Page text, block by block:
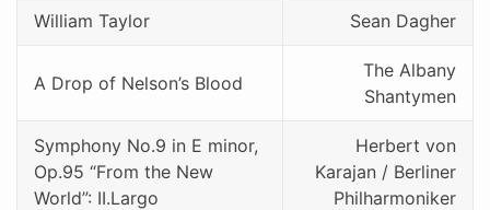
William Taylor Sean Dagher
A Drop of Nelson’s Blood
The Albany
Shantymen
Symphony No.9 in E minor,
Op.95 “From the New
World”: II.Largo
Herbert von
Karajan / Berliner
Philharmoniker